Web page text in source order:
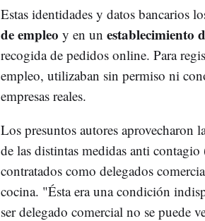
Estas identidades y datos bancarios
de empleo y en un establecimiento
recogida de pedidos online. Para
empleo, utilizaban sin permiso ni
empresas reales.
Los presuntos autores aprovecharon
de las distintas medidas anti
contratados como delegados
cocina. "Ésta era una condición
ser delegado comercial no se puede